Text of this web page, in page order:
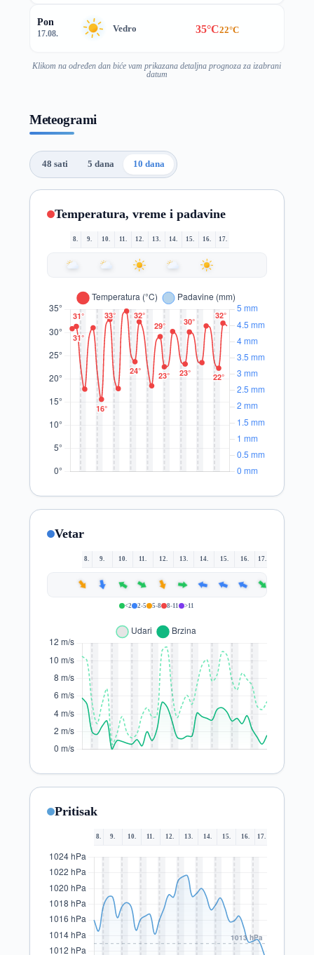
Pon
17.08. Vedro 35°C22°C
Klikom na određen dan biće vam prikazana detaljna prognoza za izabrani
datum
Meteogrami
48 sati 5 dana 10 dana
Temperatura, vreme i padavine
8. 9. 10. 11. 12. 13. 14. 15. 16. 17.
Vetar
8. 9. 10. 11. 12. 13. 14. 15. 16. 17.
Pritisak
8. 9. 10. 11. 12. 13. 14. 15. 16. 17.